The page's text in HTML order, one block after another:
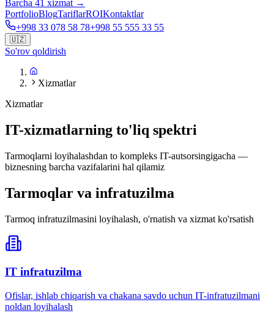
Barcha 41 xizmat →
PortfolioBlogTariflarROIKontaktlar
+998 33 078 58 78+998 55 555 33 55
🇺🇿
So'rov qoldirish
Xizmatlar
Xizmatlar
IT-xizmatlarning to'liq spektri
Tarmoqlarni loyihalashdan to kompleks IT-autsorsingigacha —
biznesning barcha vazifalarini hal qilamiz
Tarmoqlar va infratuzilma
Tarmoq infratuzilmasini loyihalash, o'rnatish va xizmat ko'rsatish
IT infratuzilma
Ofislar, ishlab chiqarish va chakana savdo uchun IT-infratuzilmani
noldan loyihalash